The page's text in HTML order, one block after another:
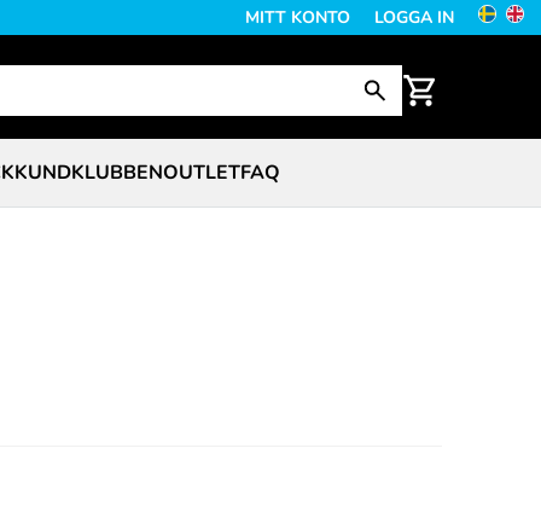
MITT KONTO LOGGA IN
KUNDKLUBBENOUTLETFAQ